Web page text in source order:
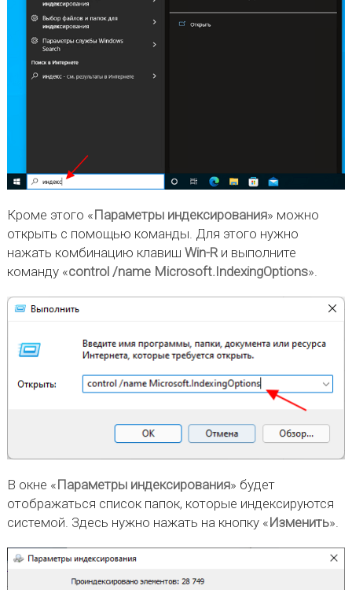
Кроме этого «Параметры индексирования» можно
открыть с помощью команды. Для этого нужно
нажать комбинацию клавиш Win-Rи выполните
команду «control /name Microsoft.IndexingOptions».
В окне «Параметры индексирования» будет
отображаться список папок, которые индексируются
системой. Здесь нужно нажать на кнопку «Изменить».